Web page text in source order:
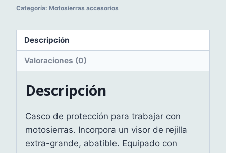
cantidad
Categoría: Motosierras accesorios
Descripción
Valoraciones (0)
Descripción
Casco de protección para trabajar con
motosierras. Incorpora un visor de rejilla
extra-grande, abatible. Equipado con